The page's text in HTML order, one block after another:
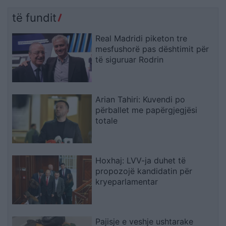
të fundit
Real Madridi piketon tre
mesfushorë pas dështimit për
të siguruar Rodrin
Arian Tahiri: Kuvendi po
përballet me papërgjegjësi
totale
Hoxhaj: LVV-ja duhet të
propozojë kandidatin për
kryeparlamentar
Pajisje e veshje ushtarake